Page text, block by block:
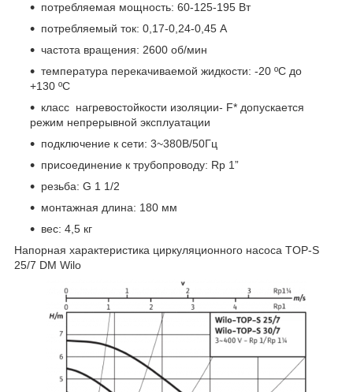
потребляемая мощность: 60-125-195 Вт
потребляемый ток: 0,17-0,24-0,45 А
частота вращения: 2600 об/мин
температура перекачиваемой жидкости: -20 ºC до
+130 ºC
класс нагревостойкости изоляции- F* допускается
режим непрерывной эксплуатации
подключение к сети: 3~380В/50Гц
присоединение к трубопроводу: Rp 1”
резьба: G 1 1/2
монтажная длина: 180 мм
вес: 4,5 кг
Напорная характеристика циркуляционного насоса TOP-S
25/7 DM Wilo